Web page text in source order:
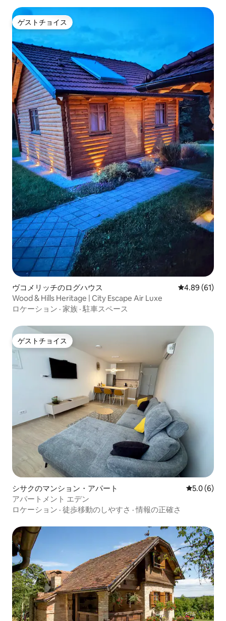
ゲストチョイス
ゲストチョイス
ヴコメリッチのログハウス レビュー61
4.89 (61)
Wood & Hills Heritage | City Escape Air Luxe
ロケーション · 家族 ·駐車スペース
ゲストチョイス
ゲストチョイス
シサクのマンション・アパート レビュー6
5.0 (6)
アパートメント エデン
ロケーション · 徒歩移動のしやすさ ·情報の正確さ